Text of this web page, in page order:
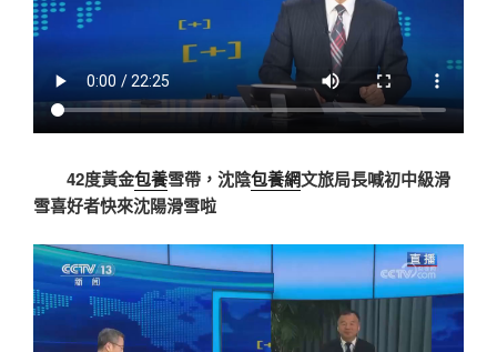
42度黃金包養雪帶，沈陰包養網文旅局長喊初中級滑
雪喜好者快來沈陽滑雪啦